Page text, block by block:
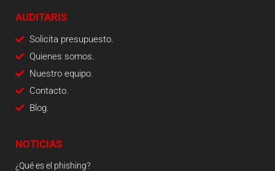
AUDITARIS
Solicita presupuesto.
Quienes somos.
Nuestro equipo.
Contacto.
Blog.
NOTICIAS
¿Qué es el phishing?